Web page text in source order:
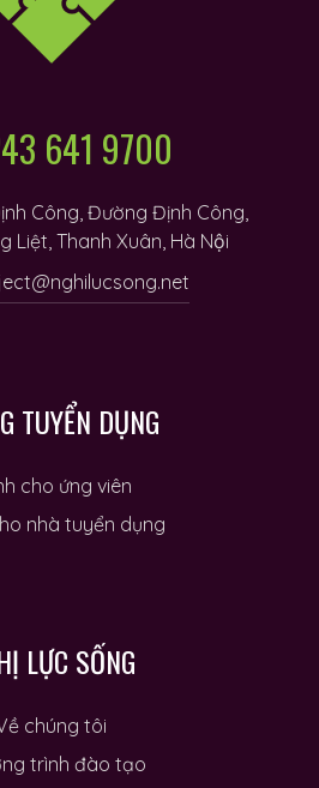
641 9700
Công, Đường Định Công,
Liệt, Thanh Xuân, Hà Nội
TUYỂN DỤNG
cho ứng viên
nhà tuyển dụng
LỰC SỐNG
chúng tôi
trình đào tạo